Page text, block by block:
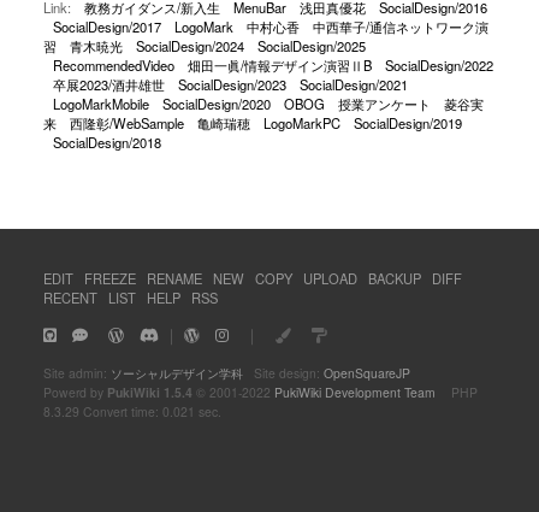
Link:
教務ガイダンス/新入生 MenuBar 浅田真優花
SocialDesign/2016
SocialDesign/2017
LogoMark 中村心香
中西華子/通信ネットワーク演
習
青木暁光 SocialDesign/2024
SocialDesign/2025
RecommendedVideo
畑田一眞/情報デザイン演習ⅡB
SocialDesign/2022
卒展2023/酒井雄世
SocialDesign/2023
SocialDesign/2021
LogoMarkMobile
SocialDesign/2020 OBOG 授業アンケート
菱谷実
来
西隆彰/WebSample 亀崎瑞穂 LogoMarkPC
SocialDesign/2019
SocialDesign/2018
EDIT FREEZE RENAME NEW COPY UPLOAD BACKUP
DIFF
RECENT
LIST HELP RSS
｜ ｜
Site admin: ソーシャルデザイン学科Site design: OpenSquareJP
Powerd by PukiWiki 1.5.4 © 2001-2022 PukiWiki Development Team PHP
8.3.29 Convert time: 0.021 sec.